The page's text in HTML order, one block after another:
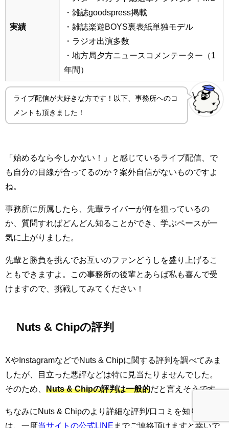
実績
・雑誌goodspress掲載
・雑誌楽遊BOYS裏表紙単独モデル
・ラジオ出演多数
・地方局夕方ニュースコメンテーター（1
年間）
ライブ配信が大好きな方です！以下、事務所へのコ
メントも頂きました！
「始めるなら今しかない！」と感じているライブ配信、で
も自分の目線が合ってるのか？案外自信がないものですよ
ね。
事務所に所属したら、先輩ライバーが何を狙っているの
か、質問すればどんどん知ることができ、学ぶペースが一
気に上がりました。
先輩と勝負を挑んでお互いのファンどうしを盛り上げるこ
ともできますよ。この事務所の後輩とあらば私も喜んで受
けますので、挑戦してみてください！
Nuts & Chipの評判
XやInstagramなどでNuts & Chipに関する評判を調べてみま
したが、目立った悪評などは特に見当たりませんでした。
そのため、 Nuts & Chipの評判は一般的だと言えそうです。
ちなみにNuts & Chipのより詳細な評判/口コミを知りたい方
は、一度当サイトの公式LINE までご連絡頂けますと幸いで